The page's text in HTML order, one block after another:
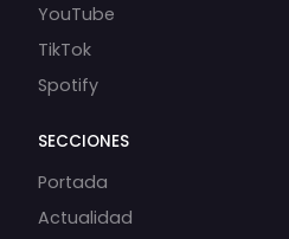
YouTube
TikTok
Spotify
SECCIONES
Portada
Actualidad